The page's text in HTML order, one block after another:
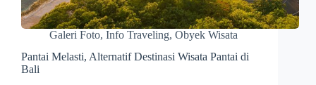
Galeri Foto, Info Traveling, Obyek Wisata
Pantai Melasti, Alternatif Destinasi Wisata Pantai di
Bali